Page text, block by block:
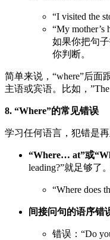
“I visited the
“My
如果你把句
你判断。
简单来说，“where”后
主语或宾语。比如，
8. “Where”的常见错误
学习任何语言，犯错是
“Where… at”或
leading?”就足够了
“Where does
间接问句的语序错
错误：“Do